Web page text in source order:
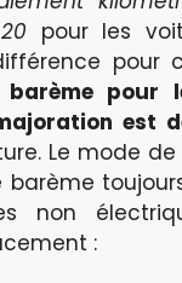
pour les
pour
barème pour
est
Le mode
barème
non
: